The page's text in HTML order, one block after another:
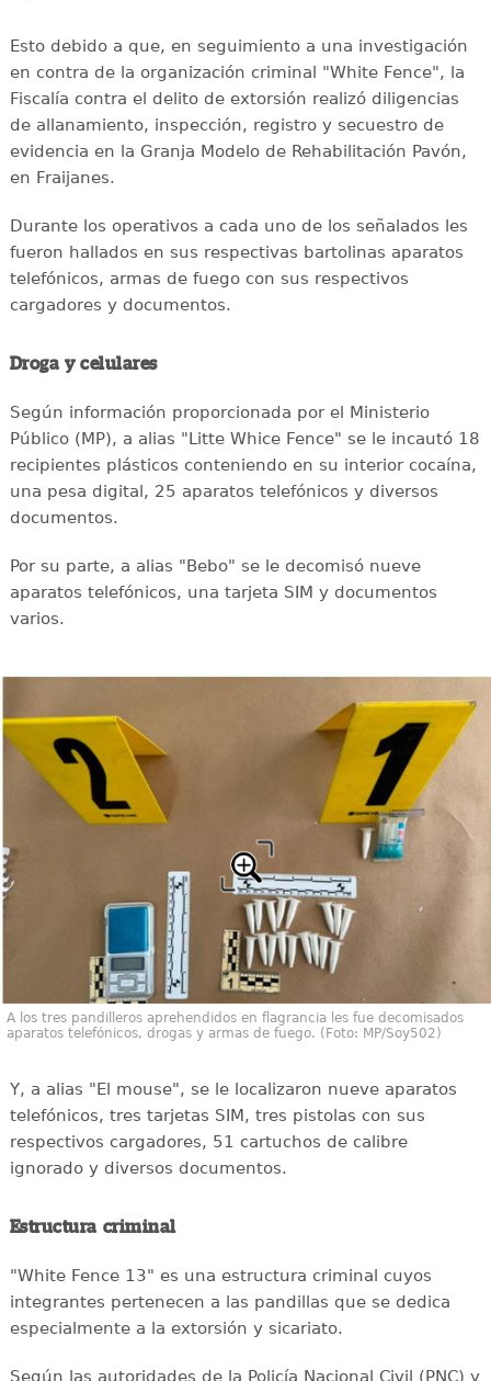
Esto debido a que, en seguimiento a una investigación
en contra de la organización criminal "White Fence", la
Fiscalía contra el delito de extorsión realizó diligencias
de allanamiento, inspección, registro y secuestro de
evidencia en la Granja Modelo de Rehabilitación Pavón,
en Fraijanes.
Durante los operativos a cada uno de los señalados les
fueron hallados en sus respectivas bartolinas aparatos
telefónicos, armas de fuego con sus respectivos
cargadores y documentos.
Droga y celulares
Según información proporcionada por el Ministerio
Público (MP), a alias "Litte Whice Fence" se le incautó 18
recipientes plásticos conteniendo en su interior cocaína,
una pesa digital, 25 aparatos telefónicos y diversos
documentos.
Por su parte, a alias "Bebo" se le decomisó nueve
aparatos telefónicos, una tarjeta SIM y documentos
varios.
A los tres pandilleros aprehendidos en flagrancia les fue decomisados
aparatos telefónicos, drogas y armas de fuego. (Foto: MP/Soy502)
Y, a alias "El mouse", se le localizaron nueve aparatos
telefónicos, tres tarjetas SIM, tres pistolas con sus
respectivos cargadores, 51 cartuchos de calibre
ignorado y diversos documentos.
Estructura criminal
"White Fence 13" es una estructura criminal cuyos
integrantes pertenecen a las pandillas que se dedica
especialmente a la extorsión y sicariato.
Según las autoridades de la Policía Nacional Civil (PNC) y